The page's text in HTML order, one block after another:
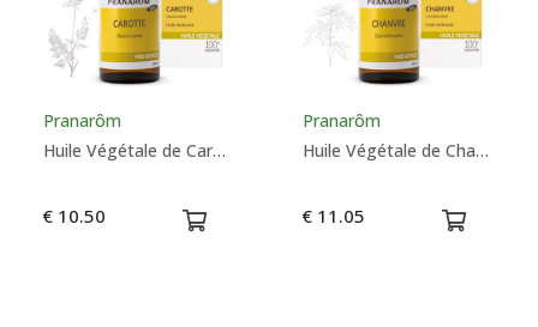
Pranarôm
Huile Végétale de Carotte Bio - Pranarôm
€ 10.50
Pranarôm
Huile Végétale de Chanvre Bio - Pranarôm
€ 11.05